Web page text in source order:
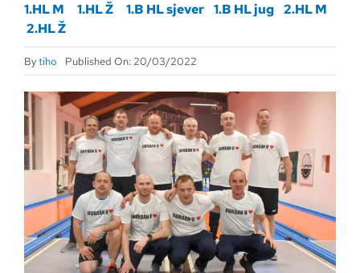
1.HL M
1.HL Ž 1.B HL sjever 1.B HL jug 2.HL M
2.HL Ž
Bytiho Published On: 20/03/2022